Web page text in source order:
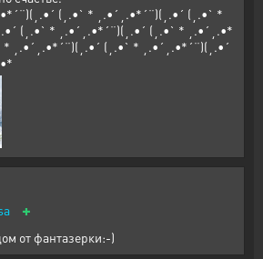
(¸.•` * ¸.•´¸.•*´¨)(¸.•´ (¸.•` *
(¸.•` * ¸.•´¸.•*´¨)(¸.•´ (¸.•` * ¸.•´¸.•*
* ¸.•´¸.•*´¨)(¸.•´ (¸.•` * ¸.•´¸.•*´¨)(¸.•´
+
от фантазерки:-)